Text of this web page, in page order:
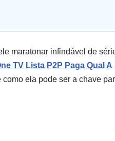
maratonar infindável de
TV Lista P2P Paga Qual A
ela pode ser a chave